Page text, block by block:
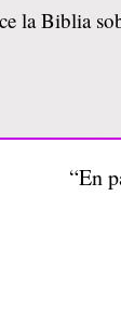
la Biblia
“En